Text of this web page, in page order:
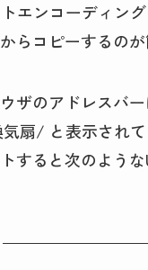
エンコーディン
らコピーするのが
ザのアドレスバー
扇/ と表示され
すると次のよう